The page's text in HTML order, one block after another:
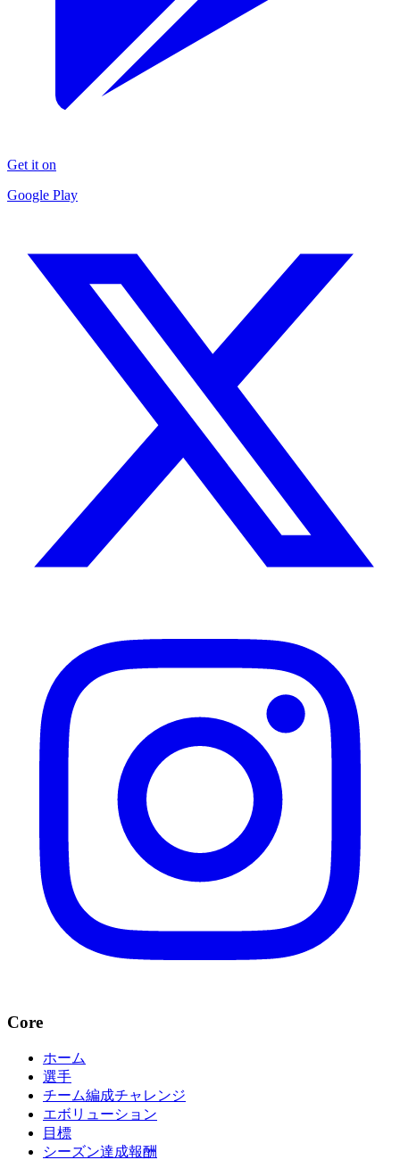
Get it on
Google Play
Core
ホーム
選手
チーム編成チャレンジ
エボリューション
目標
シーズン達成報酬